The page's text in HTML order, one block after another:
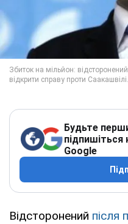
Будьте
підпишіться
Google
Відсторонений після